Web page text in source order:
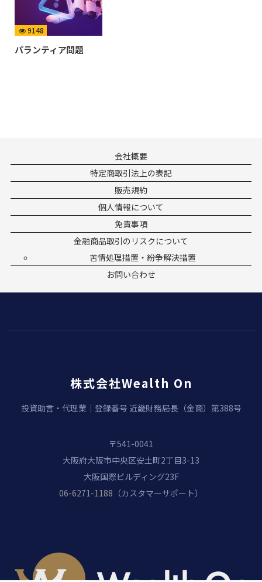
9148
パランティア問題
会社概要
特定商取引法上の表記
販売規約
個人情報について
免責事項
金融商品取引のリスクについて
苦情処理措置・紛争解決措置
お問い合わせ
株式会社Wealth On
投資助言・代理業｜登録番号 近畿財務局長（金商）第388号
〒541-0041
大阪府大阪市中央区安土町2丁目3-13
大阪国際ビルディング23F
06-6271-1188 （カスタマーサポート）